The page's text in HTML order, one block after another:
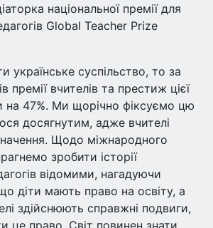
національної премії для
Global Teacher Prize
українське суспільство, то за
премії вчителів та престиж цієї
на 47%. Ми щорічно фіксуємо цю
досягнутим, адже вчителі
Щодо міжнародного
зробити історії
відомими, нагадуючи
діти мають право на освіту, а
здійснюють справжні подвиги,
це право. Світ повинен знати